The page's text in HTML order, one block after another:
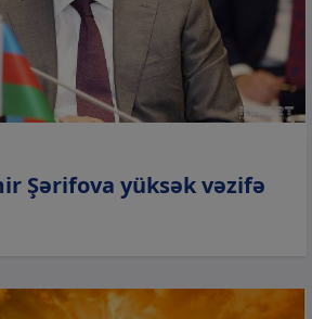
Şərifova yüksək vəzifə